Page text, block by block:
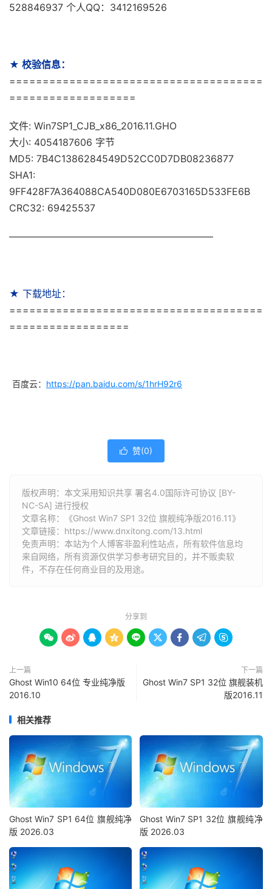
528846937 个人QQ：3412169526
★ 校验信息：
======================================
===================
文件: Win7SP1_CJB_x86_2016.11.GHO
大小: 4054187606 字节
MD5: 7B4C1386284549D52CC0D7DB08236877
SHA1:
9FF428F7A364088CA540D080E6703165D533FE6B
CRC32: 69425537
—————————————————————
★ 下载地址：
======================================
==================
百度云： https://pan.baidu.com/s/1hrH92r6
 赞(0)
版权声明：本文采用知识共享 署名4.0国际许可协议 [BY-
NC-SA] 进行授权
文章名称：《Ghost Win7 SP1 32位 旗舰纯净版2016.11》
文章链接： https://www.dnxitong.com/13.html
免责声明：本站为个人博客非盈利性站点，所有软件信息均
来自网络，所有资源仅供学习参考研究目的，并不贩卖软
件，不存在任何商业目的及用途。
分享到
        
上一篇
Ghost Win10 64位 专业纯净版
2016.10
下一篇
Ghost Win7 SP1 32位 旗舰装机
版2016.11
相关推荐
Ghost Win7 SP1 64位 旗舰纯净
版 2026.03
Ghost Win7 SP1 32位 旗舰纯净
版 2026.03